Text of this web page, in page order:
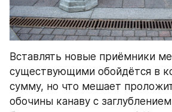
Вставлять новые приёмники
существующими обойдётся в
сумму, но что мешает
обочины канаву с